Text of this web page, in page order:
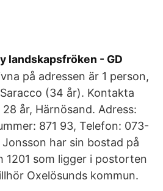
landskapsfröken - GD
på adressen är 1 person,
(34 år). Kontakta
år, Härnösand. Adress:
871 93, Telefon: 073-
har sin bostad på
1201 som ligger i postorten
Oxelösunds kommun.